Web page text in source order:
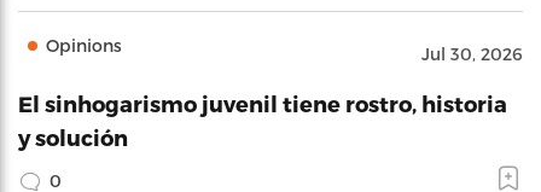
Opinions Jul 30, 2026
El sinhogarismo juvenil tiene rostro, historia
y solución
0